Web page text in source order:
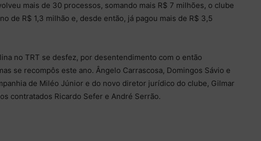
mais de 30 processos, somando mais R$ 7 milhões, o clube
de R$ 1,3 milhão e, desde então, já pagou mais de R$ 3,5
no TRT se desfez, por desentendimento com o então
se recompôs este ano. Ângelo Carrascosa, Domingos Sávio e
de Miléo Júnior e do novo diretor jurídico do clube, Gilmar
contratados Ricardo Sefer e André Serrão.